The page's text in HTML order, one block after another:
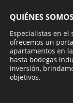
QUIÉNES
Especialistas en
ofrecemos un
apartamentos en
hasta bodegas
inversión,
objetivos,